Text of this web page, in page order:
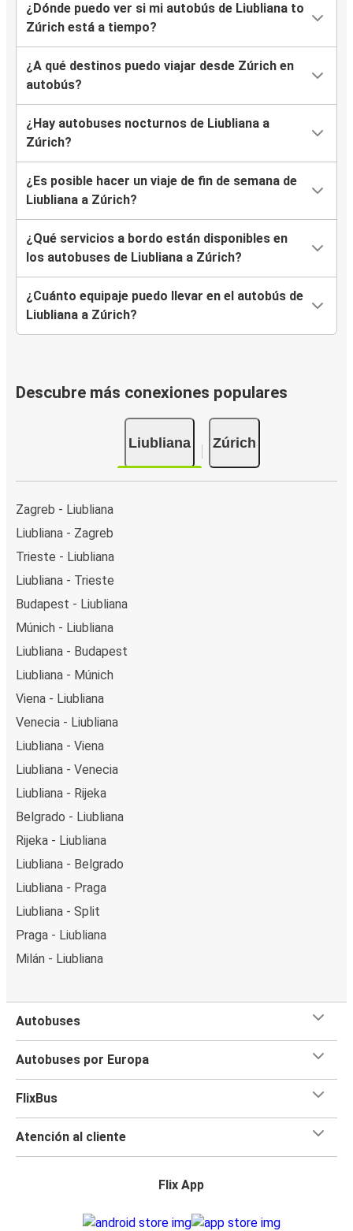
¿Dónde puedo ver si mi autobús de Liubliana to
Zúrich está a tiempo?
¿A qué destinos puedo viajar desde Zúrich en
autobús?
¿Hay autobuses nocturnos de Liubliana a
Zúrich?
¿Es posible hacer un viaje de fin de semana de
Liubliana a Zúrich?
¿Qué servicios a bordo están disponibles en
los autobuses de Liubliana a Zúrich?
¿Cuánto equipaje puedo llevar en el autobús de
Liubliana a Zúrich?
Descubre más conexiones populares
Liubliana Zúrich
Zagreb - Liubliana
Liubliana - Zagreb
Trieste - Liubliana
Liubliana - Trieste
Budapest - Liubliana
Múnich - Liubliana
Liubliana - Budapest
Liubliana - Múnich
Viena - Liubliana
Venecia - Liubliana
Liubliana - Viena
Liubliana - Venecia
Liubliana - Rijeka
Belgrado - Liubliana
Rijeka - Liubliana
Liubliana - Belgrado
Liubliana - Praga
Liubliana - Split
Praga - Liubliana
Milán - Liubliana
Autobuses
Autobuses por Europa
FlixBus
Atención al cliente
Flix App